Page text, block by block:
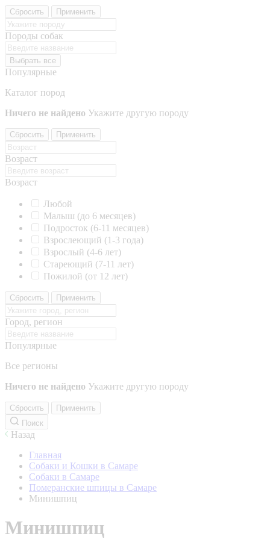
Сбросить Применить
Породы собак
Выбрать все
Популярные
Каталог пород
Ничего не найдено Укажите другую породу
Сбросить Применить
Возраст
Возраст
Любой
Малыш (до 6 месяцев)
Подросток (6-11 месяцев)
Взрослеющий (1-3 года)
Взрослый (4-6 лет)
Стареющий (7-11 лет)
Пожилой (от 12 лет)
Сбросить Применить
Город, регион
Популярные
Все регионы
Ничего не найдено Укажите другую породу
Сбросить
Применить
Поиск
Назад
Главная
Собаки и Кошки в Самаре
Собаки в Самаре
Померанские шпицы в Самаре
Минишпиц
Минишпиц